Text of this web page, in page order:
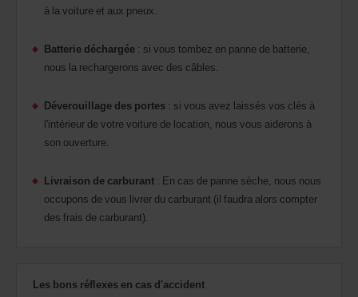
à la voiture et aux pneux.
Batterie déchargée : si vous tombez en panne de batterie,
nous la rechargerons avec des câbles.
Déverouillage des portes : si vous avez laissés vos clés à
l'intérieur de votre voiture de location, nous vous aiderons à
son ouverture.
Livraison de carburant : En cas de panne sèche, nous nous
occupons de vous livrer du carburant (il faudra alors compter
des frais de carburant).
Les bons réflexes en cas d'accident